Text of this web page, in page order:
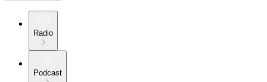
Radio
Podcast